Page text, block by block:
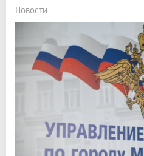
Новости